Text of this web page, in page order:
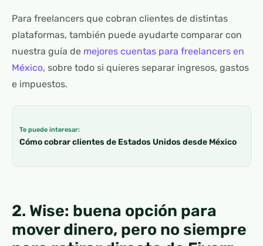
Para freelancers que cobran clientes de distintas
plataformas, también puede ayudarte comparar con
nuestra guía de mejores cuentas para freelancers en
México, sobre todo si quieres separar ingresos, gastos
e impuestos.
Te puede interesar:
Cómo cobrar clientes de Estados Unidos desde México
2. Wise: buena opción para
mover dinero, pero no siempre